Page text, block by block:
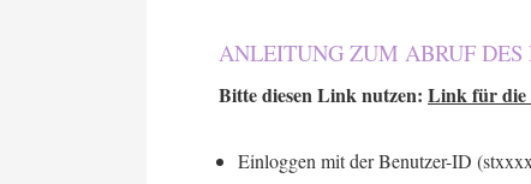
ANLEITUNG ZUM ABRUF
Bitte diesen Link nutzen: Link für die
Einloggen mit der Benutzer-ID